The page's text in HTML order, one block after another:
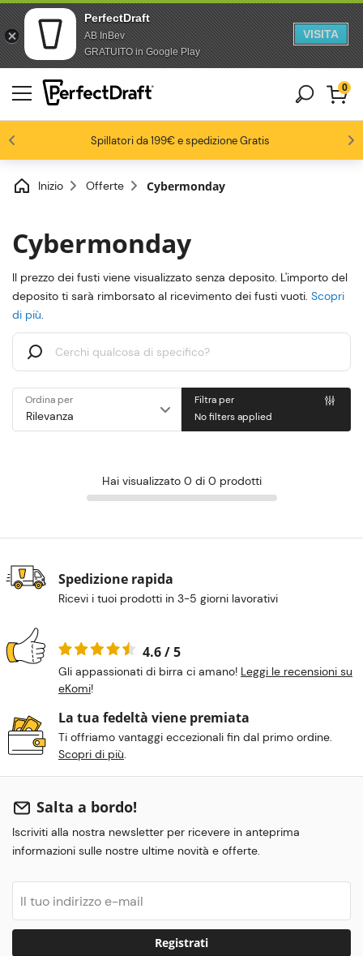
PerfectDraft
AB InBev
GRATUITO in Google Play
VISITA
Salta al contenuto
Passa al piè di pagina
Spillatori da 199€ e spedizione Gratis
-15% da 3 fusti, -20% da 6 fusti
Fino al -20% su una selezione di pack
Gli appassionati di birra ci amano
0
Inizio Offerte Cybermonday
Cybermonday
Il prezzo dei fusti viene visualizzato senza deposito. L'importo del
deposito ti sarà rimborsato al ricevimento dei fusti vuoti. Scopri
di più.
Ordina per
Filtra per
No filters applied
Hai visualizzato 0 di 0 prodotti
Spedizione rapida
Ricevi i tuoi prodotti in 3-5 giorni lavorativi
4.6 / 5
Gli appassionati di birra ci amano! Leggi le recensioni su
eKomi!
La tua fedeltà viene premiata
Ti offriamo vantaggi eccezionali fin dal primo ordine.
Scopri di più.
Salta a bordo!
Iscriviti alla nostra newsletter per ricevere in anteprima
informazioni sulle nostre ultime novità e offerte.
Registrati